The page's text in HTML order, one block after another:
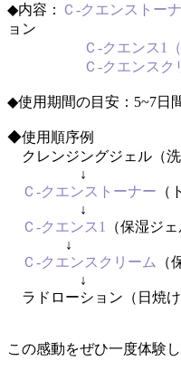
◆内容： Ｃ-クエンストーナ
ョン
Ｃ-クエンス1（
Ｃ-クエンスク
◆使用期間の目安：5~7日
◆使用順序例
クレンジングジェル（洗
↓
Ｃ-クエンストーナー （
↓
Ｃ-クエンス1
（保湿ジ
↓
Ｃ-クエンスクリーム
（
↓
ラドローション（日
この感動をぜひ一度体験